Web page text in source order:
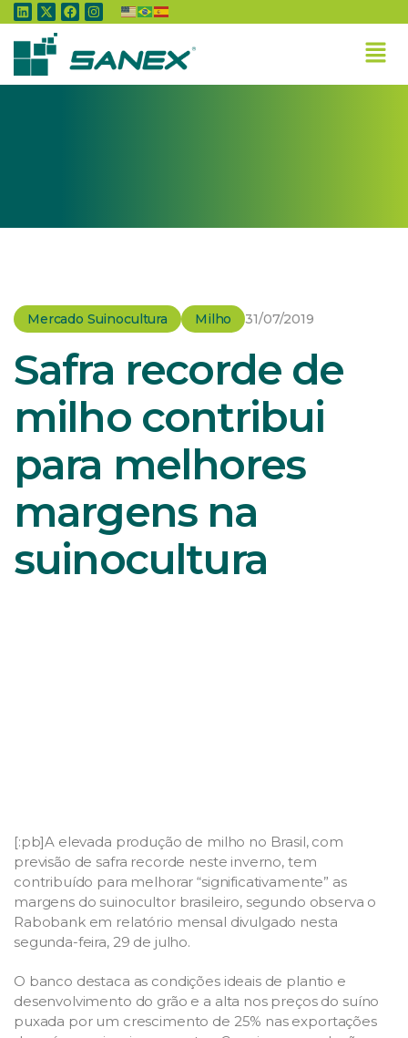
Home » Mercado Suinocultura
Safra recorde de milho contribui para melhores
margens na suinocultura
Mercado Suinocultura Milho 31/07/2019
Safra recorde de
milho contribui
para melhores
margens na
suinocultura
[:pb]A elevada produção de milho no Brasil, com
previsão de safra recorde neste inverno, tem
contribuído para melhorar “significativamente” as
margens do suinocultor brasileiro, segundo observa o
Rabobank em relatório mensal divulgado nesta
segunda-feira, 29 de julho.
O banco destaca as condições ideais de plantio e
desenvolvimento do grão e a alta nos preços do suíno
puxada por um crescimento de 25% nas exportações